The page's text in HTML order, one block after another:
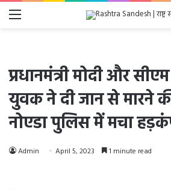
Menu
प्रधानमंत्री मोदी और
युवक ने दी जान से मारने
नोएडा पुलिस में मचा
Admin April 5, 2023 1 minute read